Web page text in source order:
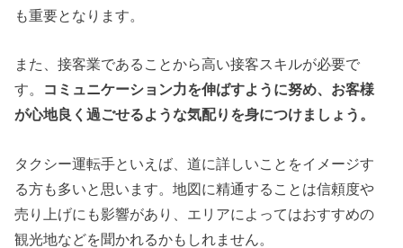
も重要となります。
また、接客業であることから高い接客スキルが必要で
す。 コミュニケーション力を伸ばすように努め、お客様
が心地良く過ごせるような気配りを身につけましょう。
タクシー運転手といえば、道に詳しいことをイメージす
る方も多いと思います。地図に精通することは信頼度や
売り上げにも影響があり、エリアによってはおすすめの
観光地などを聞かれるかもしれません。